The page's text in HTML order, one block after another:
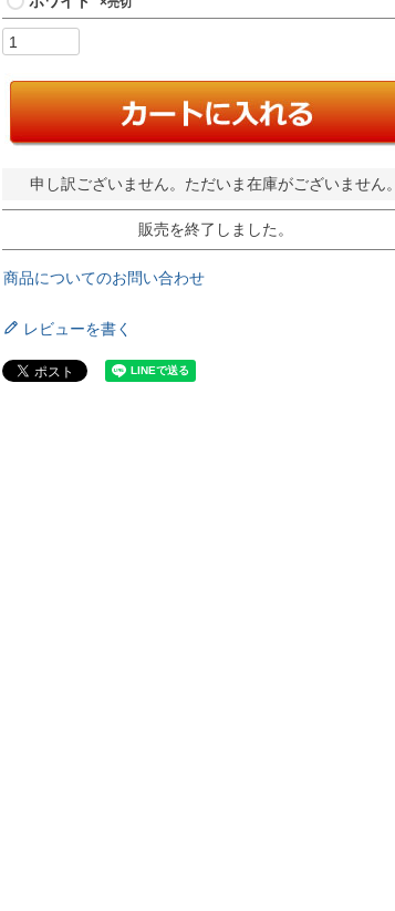
申し訳ございません。ただいま在庫がございません。
販売を終了しました。
商品についてのお問い合わせ
レビューを書く